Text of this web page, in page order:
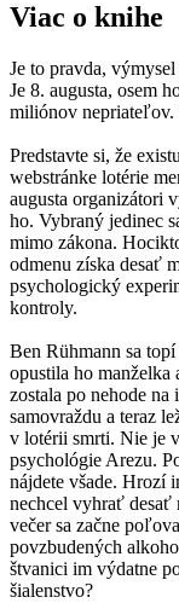
Viac o knihe
Je to pravda,
Je 8. augusta, osem
miliónov nepriateľov.
Predstavte si, že
webstránke lotérie
augusta organizátori
ho. Vybraný jedinec
mimo zákona.
odmenu získa desať
psychologický
kontroly.
Ben Rühmann sa
opustila ho manželka
zostala po nehode
samovraždu a teraz
v lotérii smrti. Nie je
psychológie Arezu.
nájdete všade. Hrozí
nechcel vyhrať desať
večer sa začne
povzbudených
štvanici im výdatne
šialenstvo?